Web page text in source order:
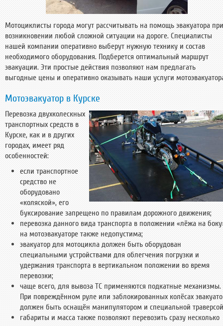
Мотоциклисты города могут рассчитывать на помощь эвакуатора при
возникновении любой сложной ситуации на дороге. Специалисты
нашей компании оперативно выберут нужную технику и состав
необходимого оборудования. Подберется оптимальный маршрут
эвакуации. Эти простые действия позволяют нам предлагать
выгодные цены и оперативно оказывать наши услуги
Мотоэвакуатор в Курске
Перевозка двухколескных
транспортных средств в
Курске, как и в других
городах, имеет ряд
особенностей:
если транспортное
средство не
оборудовано
«коляской», его
буксирование запрещено по правилам дорожного движения;
перевозка данного вида транспорта в положении «лёжа на
на мотоэвакуаторе также недопустима;
эвакуатор для мотоцикла должен быть оборудован
специальными устройствами для облегчения погрузки и
удержания транспорта в вертикальном положении во время
перевозки;
чаще всего, для вывоза ТС применяются подкатные механизмы.
При повреждённом руле или заблокированных колёсах
должен быть оснащён манипулятором и специальной
габариты и масса также позволяют перевозить сразу несколько